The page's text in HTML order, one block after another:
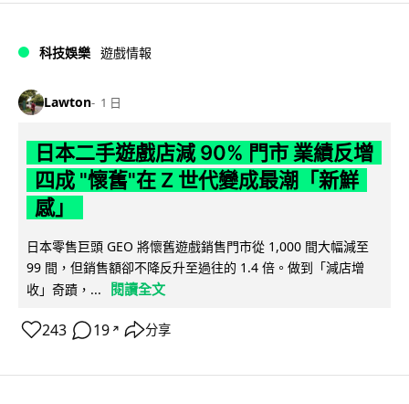
科技娛樂 遊戲情報
Lawton 1 日
日本二手遊戲店減 90% 門市 業績反增
四成 "懷舊"在 Z 世代變成最潮「新鮮
感」
日本零售巨頭 GEO 將懷舊遊戲銷售門市從 1,000 間大幅減至
99 間，但銷售額卻不降反升至過往的 1.4 倍。做到「減店增
收」奇蹟，...
閱讀全文
243 19 ↗ 分享